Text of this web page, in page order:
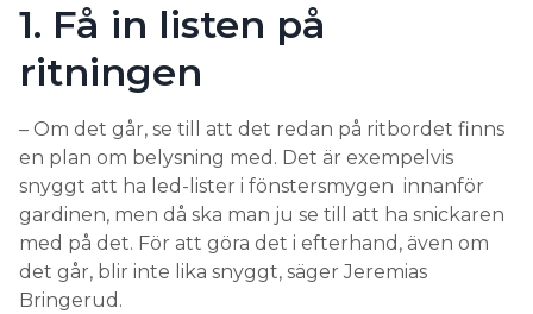
1. Få in listen på
ritningen
– Om det går, se till att det redan på ritbordet finns
en plan om belysning med. Det är exempelvis
snyggt att ha led-lister i fönstersmygen innanför
gardinen, men då ska man ju se till att ha snickaren
med på det. För att göra det i efterhand, även om
det går, blir inte lika snyggt, säger Jeremias
Bringerud.